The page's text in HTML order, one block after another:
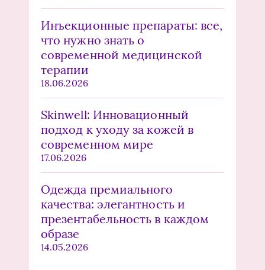
Инъекционные препараты: все,
что нужно знать о
современной медицинской
терапии
18.06.2026
Skinwell: Инновационный
подход к уходу за кожей в
современном мире
17.06.2026
Одежда премиального
качества: элегантность и
презентабельность в каждом
образе
14.05.2026